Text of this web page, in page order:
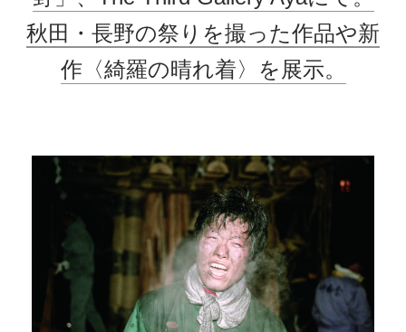
秋田・長野の祭りを撮った作品や新
作〈綺羅の晴れ着〉を展示。